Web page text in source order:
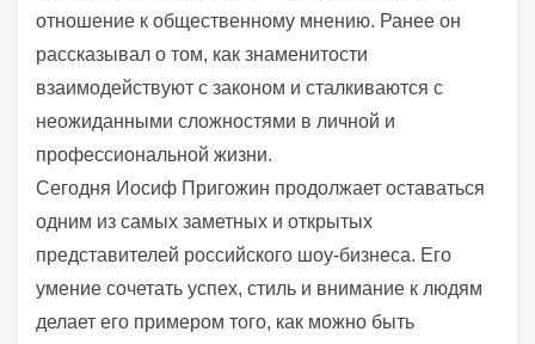
отношение к общественному мнению. Ранее он
рассказывал о том, как знаменитости
взаимодействуют с законом и сталкиваются с
неожиданными сложностями в личной и
профессиональной жизни.
Сегодня Иосиф Пригожин продолжает оставаться
одним из самых заметных и открытых
представителей российского шоу-бизнеса. Его
умение сочетать успех, стиль и внимание к людям
делает его примером того, как можно быть